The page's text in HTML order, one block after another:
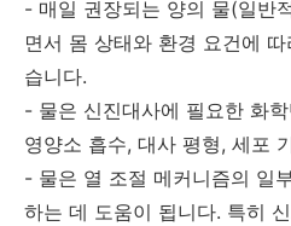
- 매일 권장되는 양의 물(일반
면서 몸 상태와 환경 요건에
습니다.
- 물은 신진대사에 필요한 화
영양소 흡수, 대사 평형, 세포
- 물은 열 조절 메커니즘의 일
하는 데 도움이 됩니다. 특히